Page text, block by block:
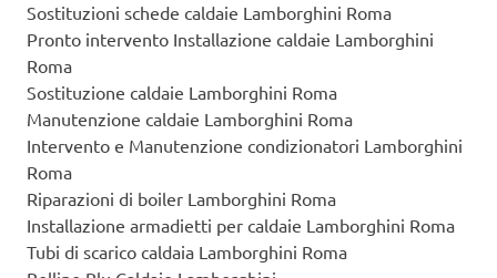
Sostituzioni schede caldaie Lamborghini Roma
Pronto intervento Installazione caldaie Lamborghini
Roma
Sostituzione caldaie Lamborghini Roma
Manutenzione caldaie Lamborghini Roma
Intervento e Manutenzione condizionatori Lamborghini
Roma
Riparazioni di boiler Lamborghini Roma
Installazione armadietti per caldaie Lamborghini Roma
Tubi di scarico caldaia Lamborghini Roma